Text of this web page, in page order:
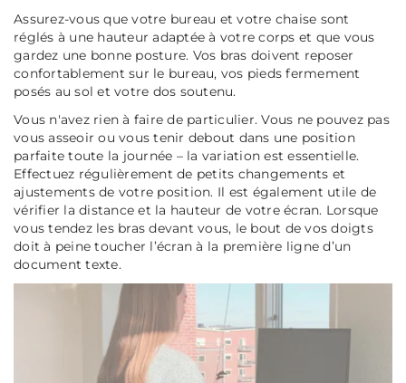
Assurez-vous que votre bureau et votre chaise sont
réglés à une hauteur adaptée à votre corps et que vous
gardez une bonne posture. Vos bras doivent reposer
confortablement sur le bureau, vos pieds fermement
posés au sol et votre dos soutenu.
Vous n'avez rien à faire de particulier. Vous ne pouvez pas
vous asseoir ou vous tenir debout dans une position
parfaite toute la journée – la variation est essentielle.
Effectuez régulièrement de petits changements et
ajustements de votre position. Il est également utile de
vérifier la distance et la hauteur de votre écran. Lorsque
vous tendez les bras devant vous, le bout de vos doigts
doit à peine toucher l’écran à la première ligne d’un
document texte.